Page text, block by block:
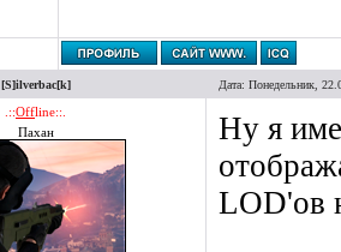
[S]ilverbac[k] Дата: Понедельник,
.::Offline::.
Пахан
Ну я
LOD'ов